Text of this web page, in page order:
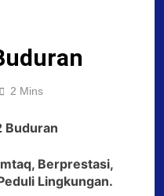
2 Mins
Buduran
Berprestasi,
Lingkungan.